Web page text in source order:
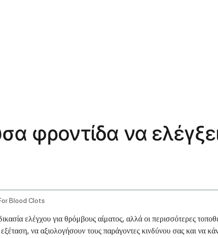
φροντίδα να
Blood Clots
ελέγχου για θρόμβους αίματος, αλλά οι περισσότερες
να αξιολογήσουν τους παράγοντες κινδύνου σας και να